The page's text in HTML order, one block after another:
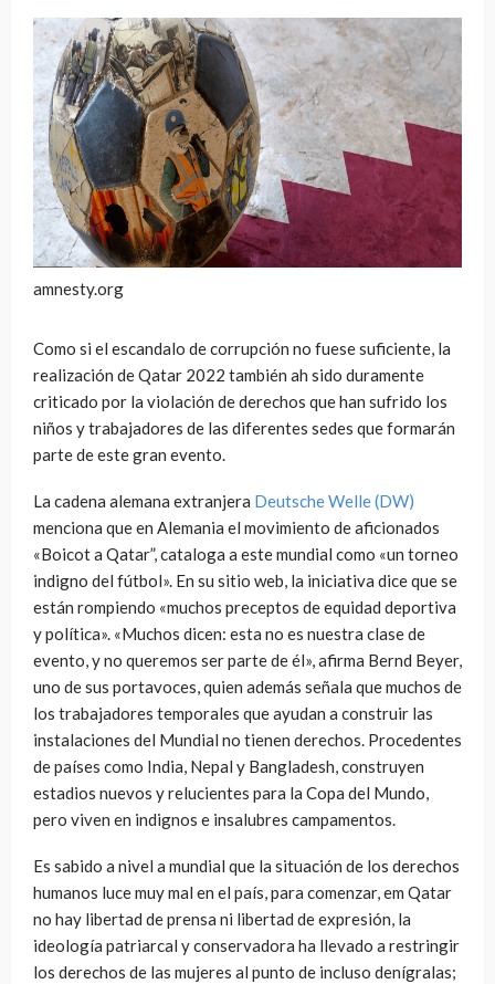
amnesty.org
Como si el escandalo de corrupción no fuese suficiente, la
realización de Qatar 2022 también ah sido duramente
criticado por la violación de derechos que han sufrido los
niños y trabajadores de las diferentes sedes que formarán
parte de este gran evento.
La cadena alemana extranjera Deutsche Welle (DW)
menciona que en Alemania el movimiento de aficionados
«Boicot a Qatar”, cataloga a este mundial como «un torneo
indigno del fútbol». En su sitio web, la iniciativa dice que se
están rompiendo «muchos preceptos de equidad deportiva
y política». «Muchos dicen: esta no es nuestra clase de
evento, y no queremos ser parte de él», afirma Bernd Beyer,
uno de sus portavoces, quien además señala que muchos de
los trabajadores temporales que ayudan a construir las
instalaciones del Mundial no tienen derechos. Procedentes
de países como India, Nepal y Bangladesh, construyen
estadios nuevos y relucientes para la Copa del Mundo,
pero viven en indignos e insalubres campamentos.
Es sabido a nivel a mundial que la situación de los derechos
humanos luce muy mal en el país, para comenzar, em Qatar
no hay libertad de prensa ni libertad de expresión, la
ideología patriarcal y conservadora ha llevado a restringir
los derechos de las mujeres al punto de incluso denígralas;